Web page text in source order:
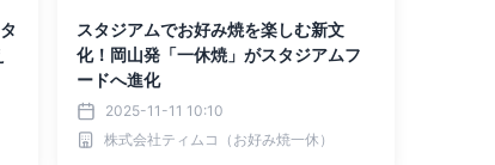
スタジアムでお好み焼を楽しむ新文
化！岡山発「一休焼」がスタジアムフ
ードへ進化
2025-11-11 10:10
株式会社ティムコ（お好み焼一休）